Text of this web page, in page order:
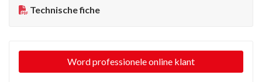
Technische fiche
Word professionele online klant